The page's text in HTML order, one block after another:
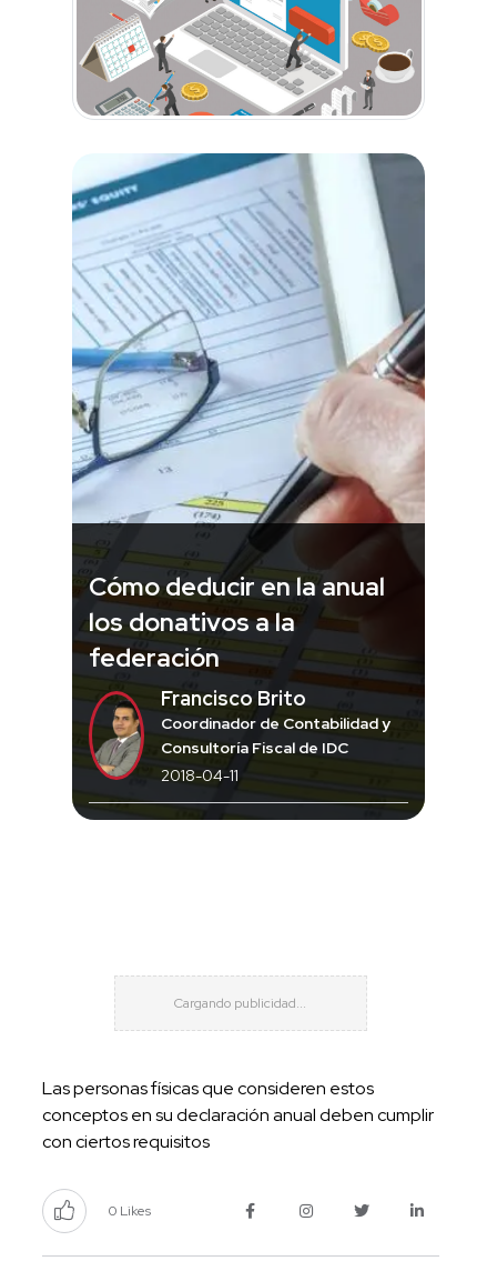
Cómo deducir en la anual
los donativos a la
federación
Francisco Brito
Coordinador de Contabilidad y
Consultoría Fiscal de IDC
2018-04-11
Las personas físicas que consideren estos
conceptos en su declaración anual deben cumplir
con ciertos requisitos
0 Likes